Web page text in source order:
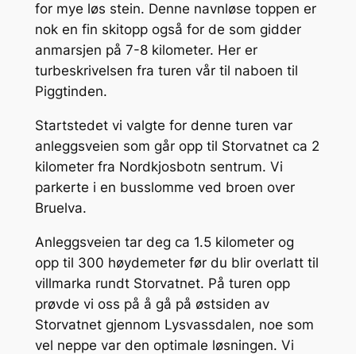
for mye løs stein. Denne navnløse toppen er
nok en fin skitopp også for de som gidder
anmarsjen på 7-8 kilometer. Her er
turbeskrivelsen fra turen vår til naboen til
Piggtinden.
Startstedet vi valgte for denne turen var
anleggsveien som går opp til Storvatnet ca 2
kilometer fra Nordkjosbotn sentrum. Vi
parkerte i en busslomme ved broen over
Bruelva.
Anleggsveien tar deg ca 1.5 kilometer og
opp til 300 høydemeter før du blir overlatt til
villmarka rundt Storvatnet. På turen opp
prøvde vi oss på å gå på østsiden av
Storvatnet gjennom Lysvassdalen, noe som
vel neppe var den optimale løsningen. Vi